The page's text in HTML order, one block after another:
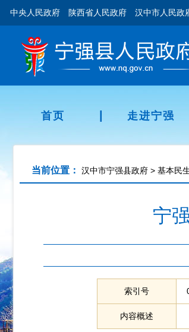
中央人民政府 陕西省人民政府 汉中市人民政
首页 走进宁强
当前位置： 汉中市宁强县政府 > 基本民
宁
索引号
内容概述